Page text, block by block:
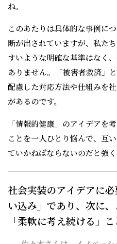
ね。
このあたりは具体的な事例に
断が出されていますが、私た
すいような明確な基準はなく
ありません。「被害者救済」
配慮した対応方法や仕組みを
があるのです。
「情報的健康」のアイデアを
ことを一人ひとり悩んで、互
ていかねばならないのだと強く
社会実装のアイデアに
い込み」であり、次に
「柔軟に考え続ける」